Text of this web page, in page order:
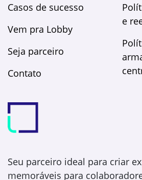
Casos de sucesso
Vem pra Lobby
Seja parceiro
Contato
e
Seu parceiro ideal para criar
memoráveis para